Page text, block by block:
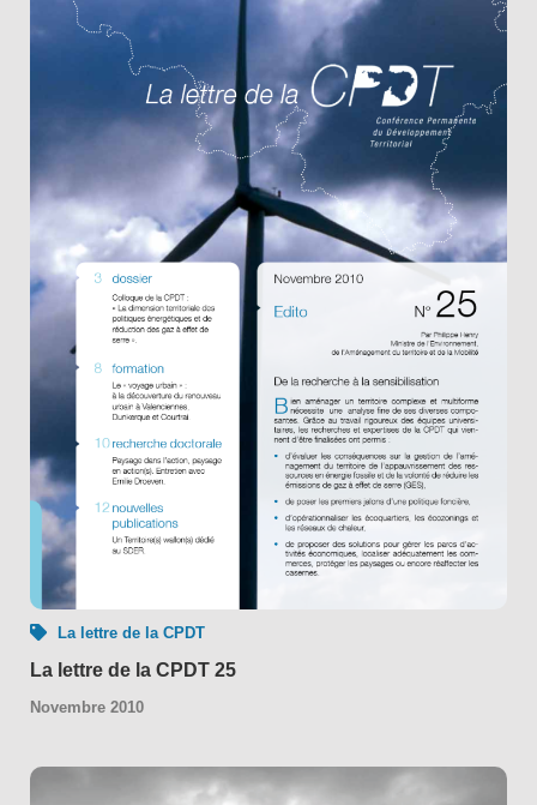
La lettre de la CPDT
La lettre de la CPDT 25
Novembre 2010